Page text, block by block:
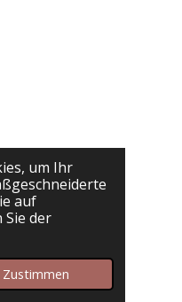
um Ihr
auf
Sie der
Zustimmen